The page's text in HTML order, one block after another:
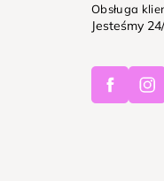
Obsługa
Jesteśmy
Facebook